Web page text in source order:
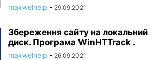
maxwelhelp - 29.09.2021
Збереження сайту на локальний
диск. Програма WinHTTrack .
maxwelhelp - 26.09.2021